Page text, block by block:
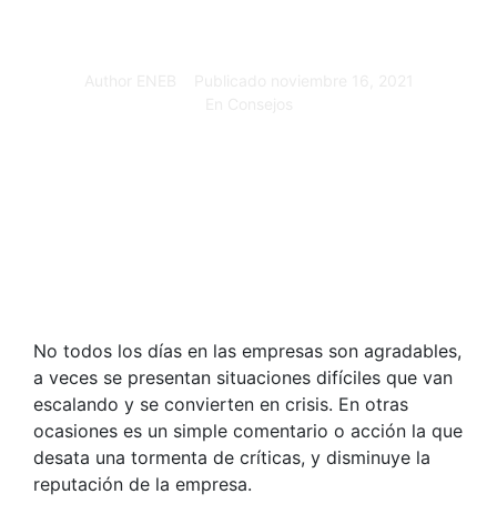
No todos los días en las empresas son agradables,
a veces se presentan situaciones difíciles que van
escalando y se convierten en crisis. En otras
ocasiones es un simple comentario o acción la que
desata una tormenta de críticas, y disminuye la
reputación de la empresa.